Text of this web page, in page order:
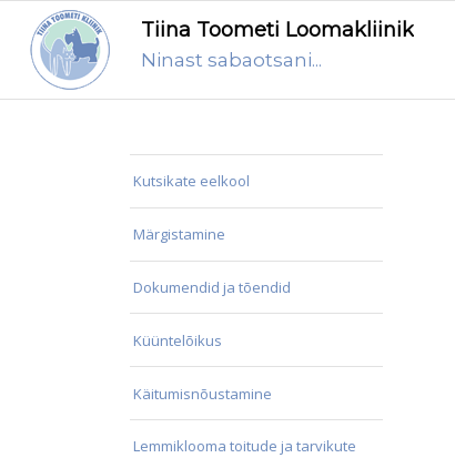
Tiina Toometi Loomakliinik
Ninast sabaotsani...
Kutsikate eelkool
Märgistamine
Dokumendid ja tõendid
Küüntelõikus
Käitumisnõustamine
Lemmiklooma toitude ja tarvikute